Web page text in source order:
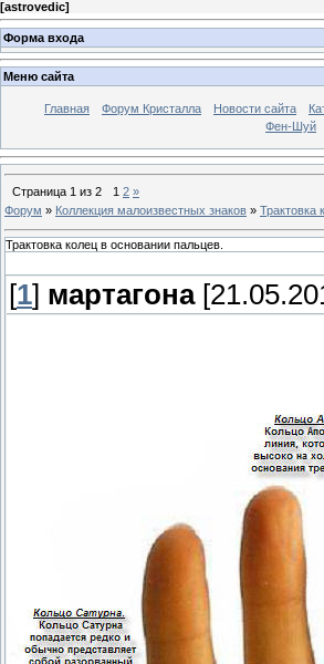
[astrovedic]
Форма входа
Меню сайта
Главная Форум Кристалла Новости сайта
Фен-Шуй
Страница 1 из 2 1 2 »
Форум » Коллекция малоизвестных знаков » Трактовка
Трактовка колец в основании пальцев.
[1] мартагона